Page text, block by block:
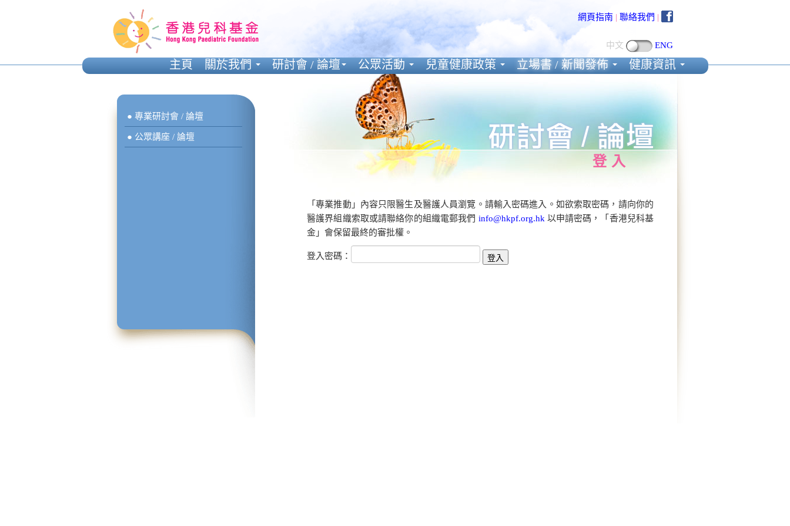
網頁指南 | 聯絡我們 |
中文 ENG
● 專業研討會 / 論壇
● 公眾講座 / 論壇
登入
「專業推動」內容只限醫生及醫護人員瀏覽。請輸入密碼進入。如欲索取密碼，請向你的
醫護界組織索取或請聯絡你的組織電郵我們 info@hkpf.org.hk 以申請密碼，「香港兒科基
金」會保留最終的審批權。
登入密碼：
主頁 關於我們 研討會 / 論壇 公眾活動 兒童健康政策 立場書 / 新聞發佈 健康資訊